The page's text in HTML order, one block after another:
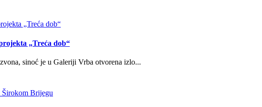
„Treća dob“
sinoć je u Galeriji Vrba otvorena izlo...